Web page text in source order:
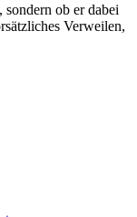
ob er dabei
Verweilen,